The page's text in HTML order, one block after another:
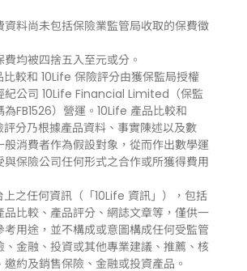
資料尚未包括保險業監管局收取的保費徵
費均被四捨五入至元或分。
比較和 10Life 保險評分由獲保監局授權
紀公司 10Life Financial Limited（保監
FB1526）營運。10Life 產品比較和
評分乃根據產品資料、事實陳述以及數
般消費者作為假設對象，從而作出數學運
與保險公司任何形式之合作或所獲得費用
上之任何資訊（「10Life 資訊」），包括
品比較、產品評分、網誌文章等，僅供一
考用途，並不構成或意圖構成任何受監管
、金融、投資或其他專業建議、推薦、核
邀約及銷售保險、金融或投資產品。